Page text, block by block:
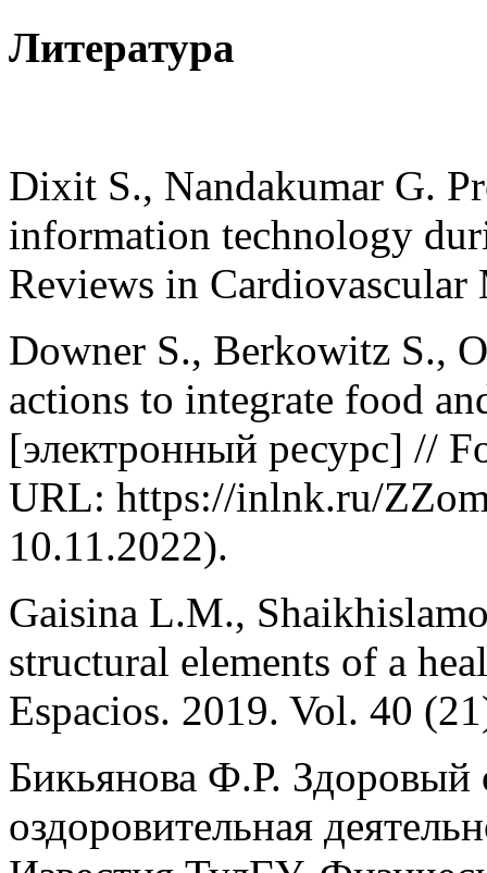
Литература
Dixit S., Nandakumar G.
information technology
Reviews in
Downer S., Berkowitz S.,
actions to integrate food
[электронный ресурс] //
URL: https://inlnk.ru/
10.11.2022).
Gaisina L.M.,
structural elements of a
Espacios. 2019. Vol. 40
Бикьянова Ф.Р. Здоровый
оздоровительная